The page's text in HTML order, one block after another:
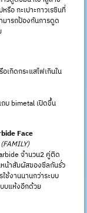
รือ กะเปาะกาวเรซินที่
มารถป้องกันการดูด
เกิดกระแสไฟเกินใน
บ bimetal เปิดขึ้น
Face
จำนวน2 คู่ติด
น้าสัมผัสของซีลกันรั่ว
ช้งานนานกว่าระบบ
บแห้งอีกด้วย